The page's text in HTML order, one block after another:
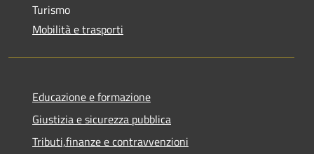
Turismo
Mobilità e trasporti
Educazione e formazione
Giustizia e sicurezza pubblica
Tributi,finanze e contravvenzioni